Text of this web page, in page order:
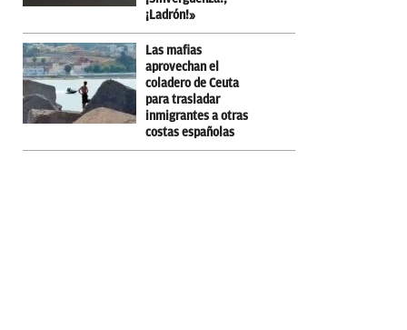
¡Ladrón!»
Las mafias
aprovechan el
coladero de Ceuta
para trasladar
inmigrantes a otras
costas españolas